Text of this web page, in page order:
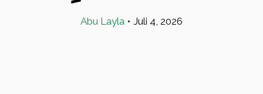
Abu Layla • Juli 4, 2026